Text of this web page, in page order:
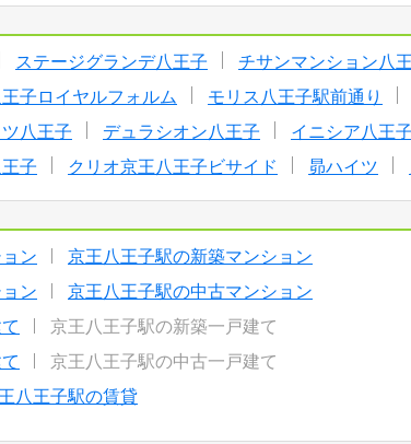
ステージグランデ八王子 チサンマンション八
子ロイヤルフォルム モリス八王子駅前通り
八王子 デュラシオン八王子 イニシア八王
子 クリオ京王八王子ビサイド 昴ハイツ
ン
京王八王子駅の新築マンション
ン
京王八王子駅の中古マンション
京王八王子駅の新築一戸建て
京王八王子駅の中古一戸建て
八王子駅の賃貸